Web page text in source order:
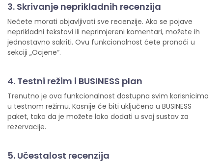
3. Skrivanje neprikladnih recenzija
Nećete morati objavljivati sve recenzije. Ako se pojave
neprikladni tekstovi ili neprimjereni komentari, možete ih
jednostavno sakriti. Ovu funkcionalnost ćete pronaći u
sekciji „Ocjene“.
4. Testni režim i BUSINESS plan
Trenutno je ova funkcionalnost dostupna svim korisnicima
u testnom režimu. Kasnije će biti uključena u BUSINESS
paket, tako da je možete lako dodati u svoj sustav za
rezervacije.
5. Učestalost recenzija